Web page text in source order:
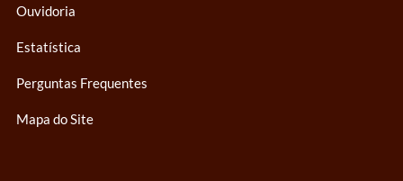
Ouvidoria
Estatística
Perguntas Frequentes
Mapa do Site